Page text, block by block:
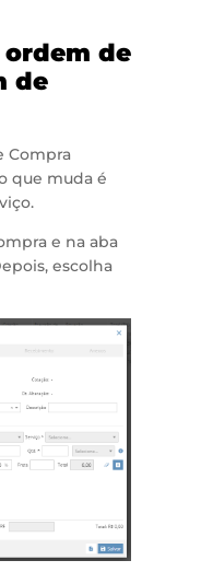
ordem de
de
Compra
que muda é
e na aba
escolha